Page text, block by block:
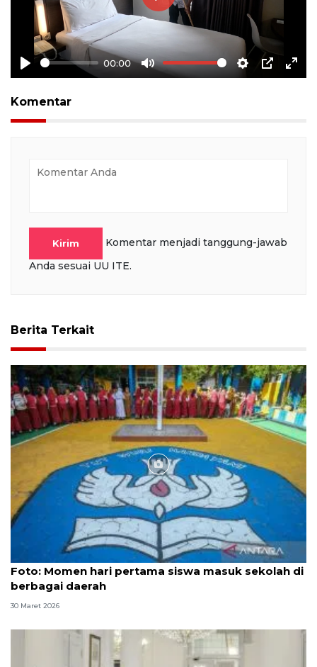
Play
00:00
Mute Settings
PIP
Play
Komentar
Kirim
Komentar menjadi tanggung-jawab
Anda sesuai UU ITE.
Berita Terkait
Foto: Momen hari pertama siswa masuk sekolah di
berbagai daerah
30 Maret 2026